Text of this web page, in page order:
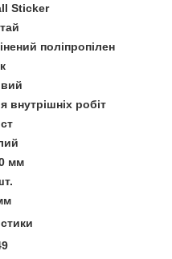
Sticker
поліпропілен
внутрішніх робіт
мм